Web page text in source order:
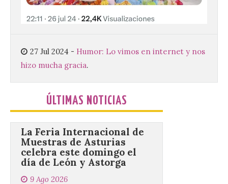
27 Jul 2024 - Humor: Lo vimos en internet y nos
hizo mucha gracia.
ÚLTIMAS NOTICIAS
Renfe reforzará servicios
de Media Distancia
especialmente en Galicia,
de Castilla y León. En los principales
núcleos urbanos también se reforzarán
los servicios de Cercanías con mayor
La Feria Internacional de
Muestras de Asturias
celebra este domingo el
día de León y Astorga
9 Ago 2026